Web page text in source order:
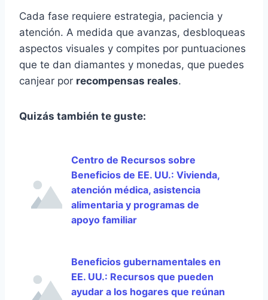
Cada fase requiere estrategia, paciencia y
atención. A medida que avanzas, desbloqueas
aspectos visuales y compites por puntuaciones
que te dan diamantes y monedas, que puedes
canjear por recompensas reales.
Quizás también te guste:
Centro de Recursos sobre
Beneficios de EE. UU.: Vivienda,
atención médica, asistencia
alimentaria y programas de
apoyo familiar
Beneficios gubernamentales en
EE. UU.: Recursos que pueden
ayudar a los hogares que reúnan